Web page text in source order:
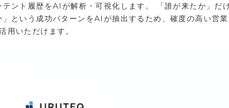
ント履歴をAIが解析・可視化します。 「誰が来たか」だ
」という成功パターンをAIが抽出するため、確度の高い営
用いただけます。